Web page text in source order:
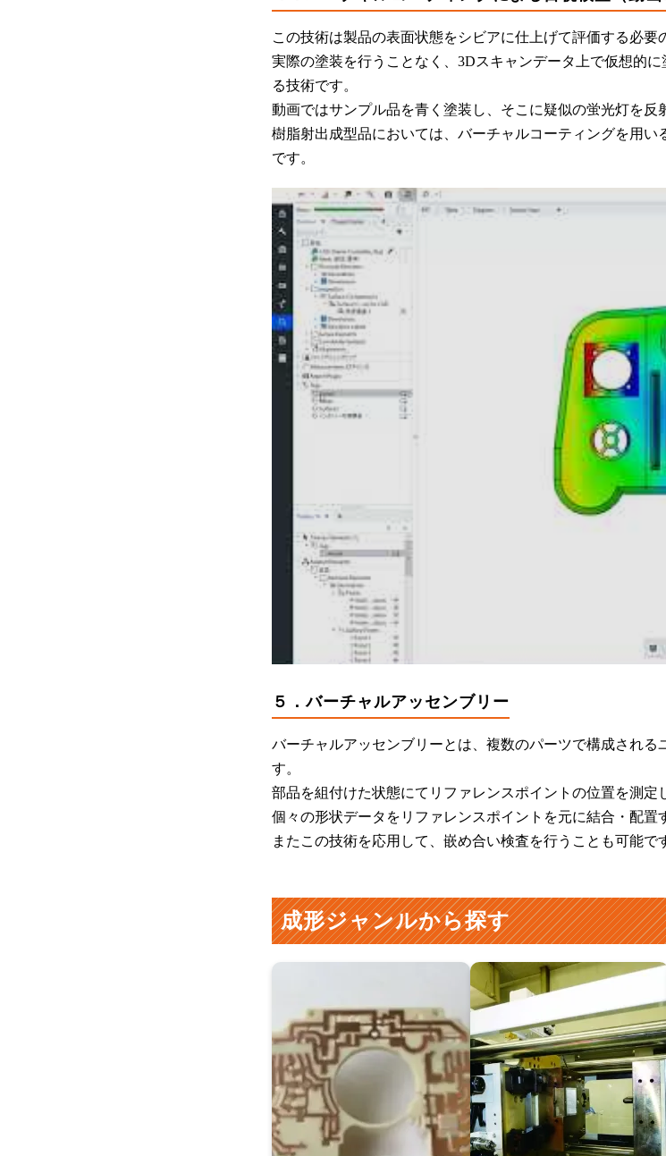
この技術は製品の表面状態をシビアに仕上げて評価する必要
実際の塗装を行うことなく、3Dスキャンデータ上で仮想的
る技術です。
動画ではサンプル品を青く塗装し、そこに疑似の蛍光灯を反
樹脂射出成型品においては、バーチャルコーティングを用
です。
５．バーチャルアッセンブリー
バーチャルアッセンブリーとは、複数のパーツで構成され
す。
部品を組付けた状態にてリファレンスポイントの位置を測
個々の形状データをリファレンスポイントを元に結合・配置
またこの技術を応用して、嵌め合い検査を行うことも可能で
成形ジャンルから探す